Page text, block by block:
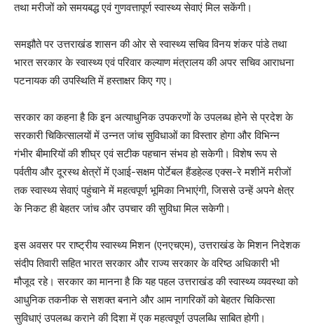
तथा मरीजों को समयबद्ध एवं गुणवत्तापूर्ण स्वास्थ्य सेवाएं मिल सकेंगी।
समझौते पर उत्तराखंड शासन की ओर से स्वास्थ्य सचिव विनय शंकर पांडे तथा
भारत सरकार के स्वास्थ्य एवं परिवार कल्याण मंत्रालय की अपर सचिव आराधना
पटनायक की उपस्थिति में हस्ताक्षर किए गए।
सरकार का कहना है कि इन अत्याधुनिक उपकरणों के उपलब्ध होने से प्रदेश के
सरकारी चिकित्सालयों में उन्नत जांच सुविधाओं का विस्तार होगा और विभिन्न
गंभीर बीमारियों की शीघ्र एवं सटीक पहचान संभव हो सकेगी। विशेष रूप से
पर्वतीय और दूरस्थ क्षेत्रों में एआई-सक्षम पोर्टेबल हैंडहेल्ड एक्स-रे मशीनें मरीजों
तक स्वास्थ्य सेवाएं पहुंचाने में महत्वपूर्ण भूमिका निभाएंगी, जिससे उन्हें अपने क्षेत्र
के निकट ही बेहतर जांच और उपचार की सुविधा मिल सकेगी।
इस अवसर पर राष्ट्रीय स्वास्थ्य मिशन (एनएचएम), उत्तराखंड के मिशन निदेशक
संदीप तिवारी सहित भारत सरकार और राज्य सरकार के वरिष्ठ अधिकारी भी
मौजूद रहे। सरकार का मानना है कि यह पहल उत्तराखंड की स्वास्थ्य व्यवस्था को
आधुनिक तकनीक से सशक्त बनाने और आम नागरिकों को बेहतर चिकित्सा
सुविधाएं उपलब्ध कराने की दिशा में एक महत्वपूर्ण उपलब्धि साबित होगी।